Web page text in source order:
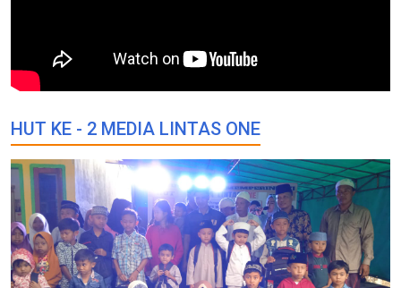
HUT KE - 2 MEDIA LINTAS ONE